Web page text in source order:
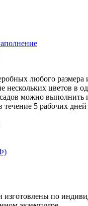
любого размера
нескольких цветов в
можно выполнить
течение 5 рабочих дней
изготовлены по